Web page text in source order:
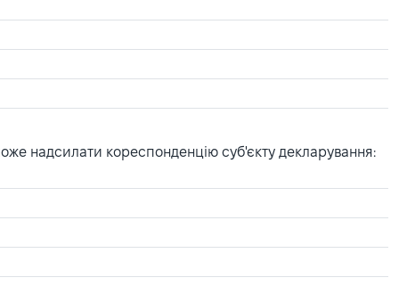
надсилати кореспонденцію суб'єкту декларування: